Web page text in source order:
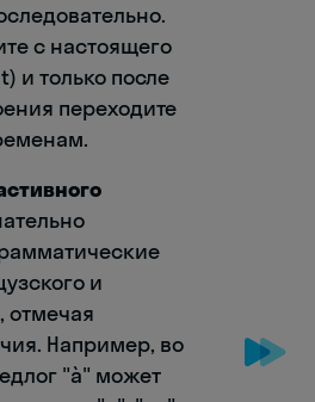
с настоящего
и только после
переходите
и
отмечая
Например, во
"à" может